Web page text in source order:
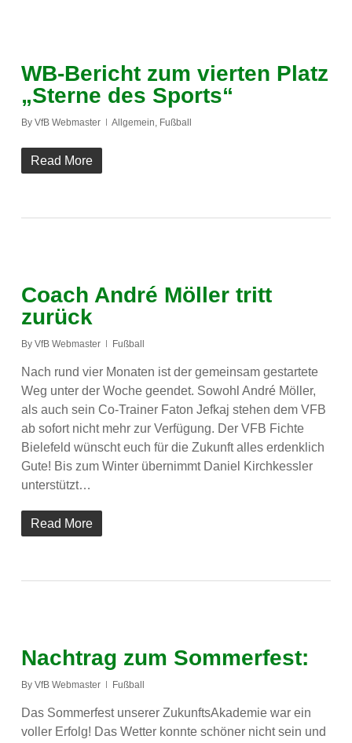
WB-Bericht zum vierten Platz
„Sterne des Sports“
By VfB Webmaster Allgemein, Fußball
Read More
Coach André Möller tritt
zurück
By VfB Webmaster Fußball
Nach rund vier Monaten ist der gemeinsam gestartete
Weg unter der Woche geendet. Sowohl André Möller,
als auch sein Co-Trainer Faton Jefkaj stehen dem VFB
ab sofort nicht mehr zur Verfügung. Der VFB Fichte
Bielefeld wünscht euch für die Zukunft alles erdenklich
Gute! Bis zum Winter übernimmt Daniel Kirchkessler
unterstützt…
Read More
Nachtrag zum Sommerfest:
By VfB Webmaster Fußball
Das Sommerfest unserer ZukunftsAkademie war ein
voller Erfolg! Das Wetter konnte schöner nicht sein und